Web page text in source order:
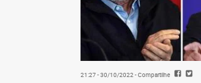
21:27 - 30/10/2022- Compartilhe